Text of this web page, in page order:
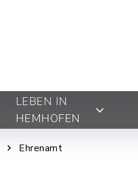
LEBEN IN
HEMHOFEN
Ehrenamt